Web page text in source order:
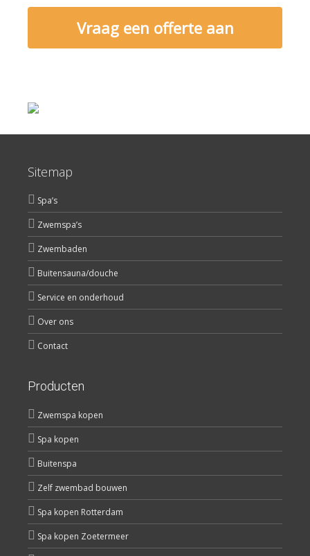
Vraag een offerte aan
Sitemap
Spa’s
Zwemspa’s
Zwembaden
Buitensauna/douche
Service en onderhoud
Over ons
Contact
Producten
Zwemspa kopen
Spa kopen
Buitenspa
Zelf zwembad bouwen
Spa kopen Rotterdam
Spa kopen Zoetermeer